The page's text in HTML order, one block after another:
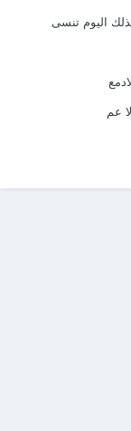
اليوم تنسى
عم